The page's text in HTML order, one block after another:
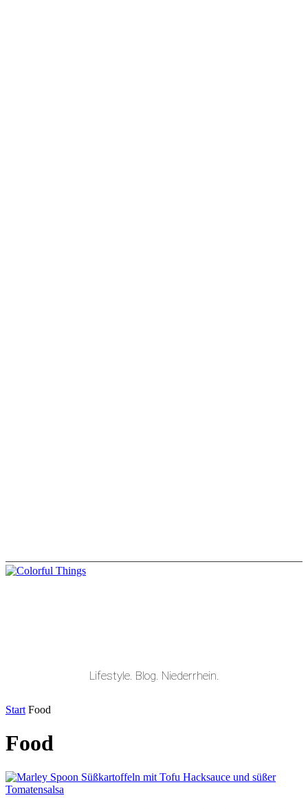
Lifestyle. Blog. Niederrhein.
Start Food
Food